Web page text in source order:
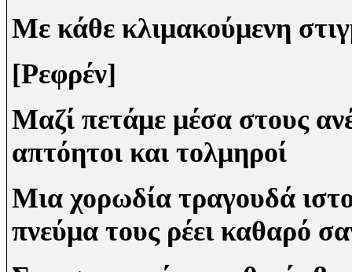
Με κάθε κλιμακούμενη
[Ρεφρέν]
Μαζί πετάμε μέσα στους
απτόητοι και τολμηροί
Μια χορωδία τραγουδά
πνεύμα τους ρέει καθαρό